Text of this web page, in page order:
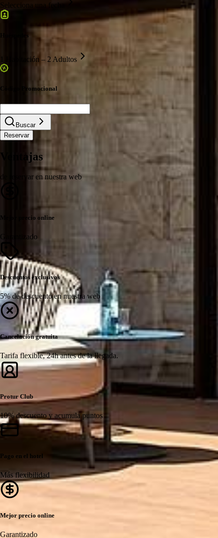
Selecciona una fecha
Huéspedes
1 Habitación – 2 Adultos
Código Promocional
Buscar
Reservar
Ventajas
de reservar en nuestra web
Mejor precio online
Garantizado
Descuentos exclusivos
5% de descuento en nuestra web
Cancelación gratuita
Tarifa flexible, 24h antes de la llegada.
Protur Club
10% descuento y acumula puntos
Pago en el hotel
Más flexibilidad
Mejor precio online
Garantizado